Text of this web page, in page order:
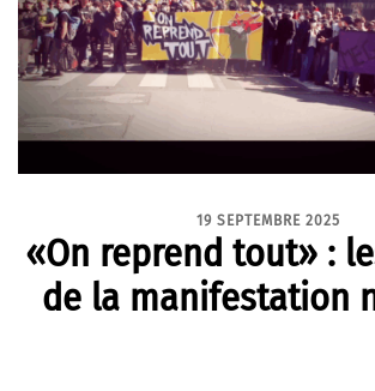
19 SEPTEMBRE 2025
«On reprend tout» :
de la manifestation